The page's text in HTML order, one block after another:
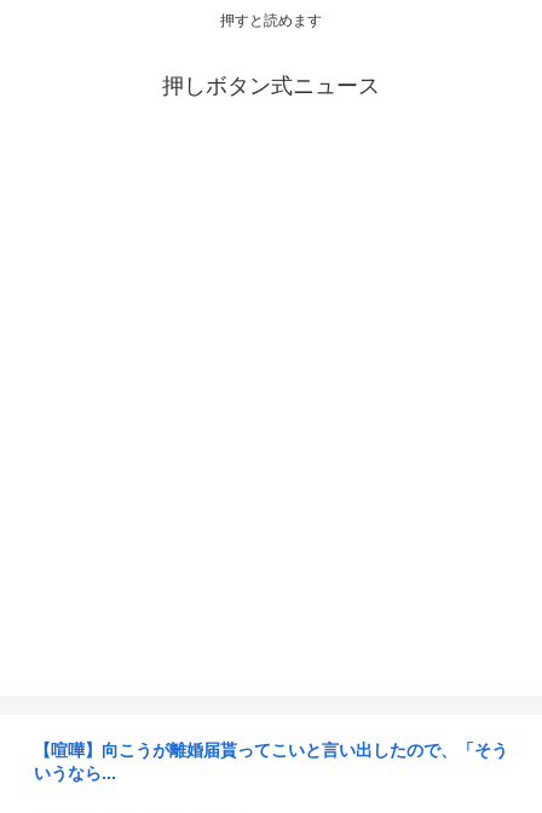
押すと読めます
押しボタン式ニュース
【喧嘩】向こうが離婚届貰ってこいと言い出したので、「そう
いうなら...